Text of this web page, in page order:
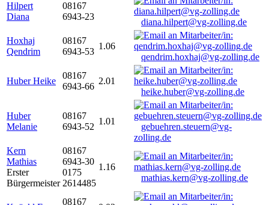
Hilpert
Diana
08167
6943-23
diana.hilpert@vg-zolling.de
Hoxhaj
Qendrim
08167
6943-53
1.06
qendrim.hoxhaj@vg-zolling.de
Huber Heike
08167
6943-66
2.01
heike.huber@vg-zolling.de
Huber
Melanie
08167
6943-52
1.01
gebuehren.steuern@vg-
zolling.de
Kern
Mathias
Erster
Bürgermeister
08167
6943-30
0175
2614485
1.16
mathias.kern@vg-zolling.de
08167